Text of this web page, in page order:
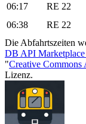
06:17
RE 22
06:38
RE 22
Die Abfahrtszeiten
DB API Marketplace
"Creative
Lizenz.